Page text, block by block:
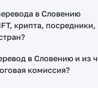
в Словению
крипта, посредники,
в Словению и из
комиссия?